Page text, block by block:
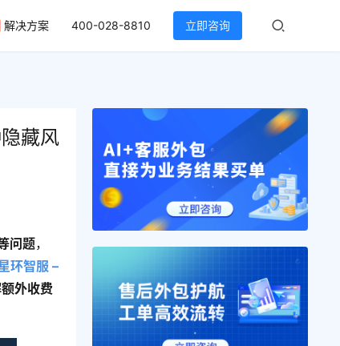
解决方案 400-028-8810 立即咨询
藏风
问题，
环智服 –
外收费